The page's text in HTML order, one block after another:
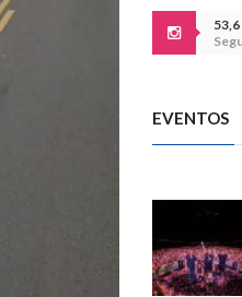
53,6
EVENTOS